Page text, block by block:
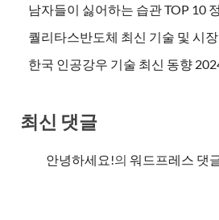
남자들이 싫어하는 습관 TOP 10
퀄리타스반도체 최신 기술 및 시
한국 인공강우 기술 최신 동향
최신 댓글
안녕하세요!의 워드프레스 댓